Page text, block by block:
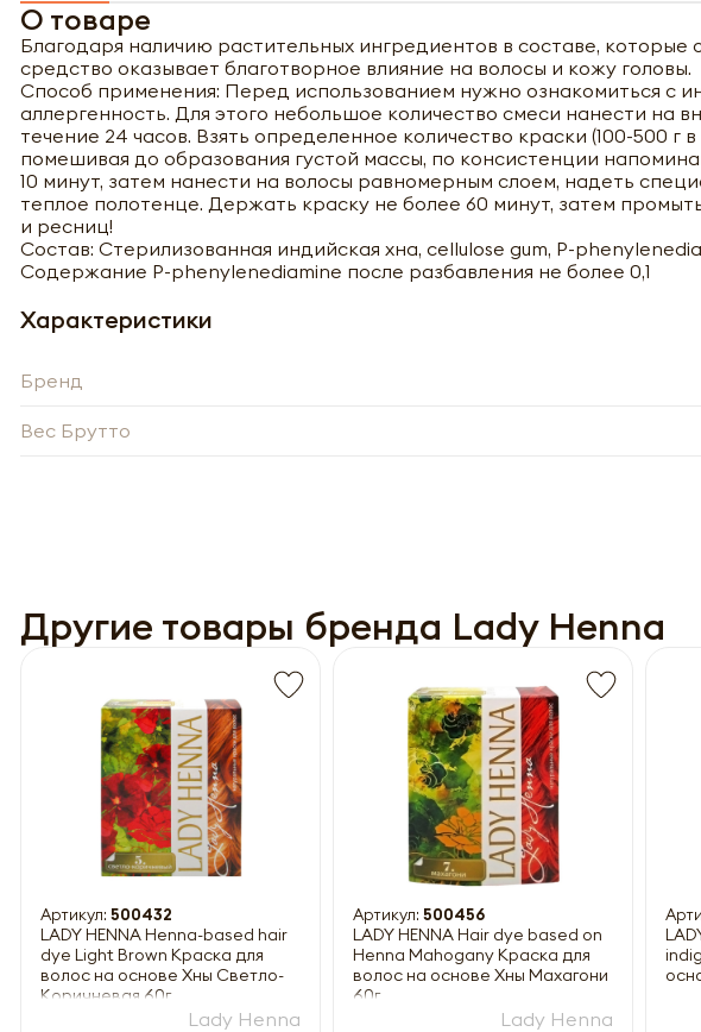
О товаре
Благодаря наличию растительных ингредиентов в составе,
средство оказывает благотворное влияние на волосы и кожу головы.
Способ применения: Перед использованием нужно ознакомиться с
аллергенность. Для этого небольшое количество смеси нанести на
течение 24 часов. Взять определенное количество краски (100-500 г
помешивая до образования густой массы, по консистенции
10 минут, затем нанести на волосы равномерным слоем, надеть
теплое полотенце. Держать краску не более 60 минут, затем
и ресниц!
Состав: Стерилизованная индийская хна, cellulose gum, P-
Содержание P-phenylenediamine после разбавления не более 0,1
Характеристики
Бренд
Вес Брутто
Другие товары бренда Lady Henna
Артикул: 500432
LADY HENNA Henna-based hair
dye Light Brown Краска для
волос на основе Хны Светло-
Коричневая 60г
Lady Henna
Артикул: 500456
LADY HENNA Hair dye based on
Henna Mahogany Краска для
волос на основе Хны Махагони
60г
Lady Henna
Обязательны к заполнению